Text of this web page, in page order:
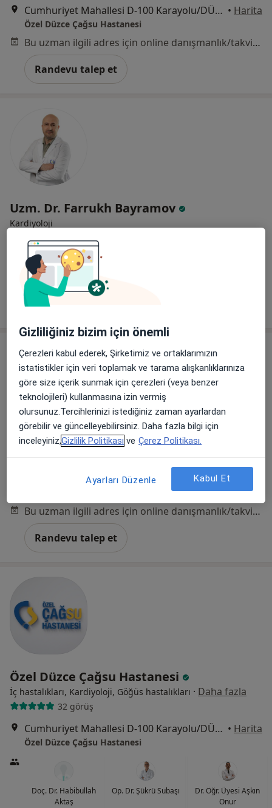
Cumhuriyet Mahallesi D-100 Karayolu/DÜZCE, Düzce • Harita
Özel Düzce Çağsu Hastanesi
Bu uzman ilgili adres için online danışmanlık/takvim sunmuyor.
Randevu talep et
Uzm. Dr. Farrukh Bayramov
Kardiyoloji
Özel Düzce Çağsu Hastanesi
Randevu talep et
Dyt. Melissa Ay
Cumhuriyet Mahallesi D-100 Karayolu/DÜZCE, Düzce •
Bu uzman ilgili adres için online danışmanlık/takvim sunmuyor.
Randevu talep et
Özel Düzce Çağsu Hastanesi
İç hastalıkları, Kardiyoloji, Göğüs hastalıkları · Daha fazla
32 görüş
Cumhuriyet Mahallesi D-100 Karayolu/DÜZCE, Düzce • Harita
Özel Düzce Çağsu Hastanesi
Doç. Dr. Habibullah
Aktaş
Op. Dr. Şükrü Subaşı
Dr. Öğr. Üyesi Aşkın
Onur
Gizliliğiniz bizim için önemli
Çerezleri kabul ederek, Şirketimiz ve ortaklarımızın
istatistikler için veri toplamak ve tarama alışkanlıklarınıza
göre size içerik sunmak için çerezleri (veya benzer
teknolojileri) kullanmasına izin vermiş
olursunuz.Tercihlerinizi istediğiniz zaman ayarlardan
görebilir ve güncelleyebilirsiniz. Daha fazla bilgi için
inceleyiniz,Gizlilik Politikası ve Çerez Politikası.
Ayarları Düzenle Kabul Et